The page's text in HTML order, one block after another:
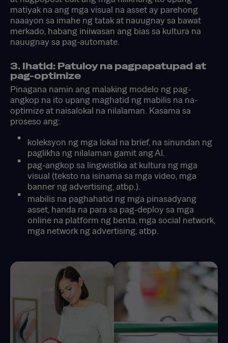
matiyak na ang mga visual na asset ay parehong
naaayon sa imahe ng tatak at nauugnay sa bawat
merkado, habang iniiwasan ang bias sa kultura na
nauugnay sa pag-automate.
3. Ihatid: Patuloy na pagpapatupad at
pag-optimize
Pinagana namin ang malaking modelo ng pag-
angkop na ito upang maghatid ng mabilis na na-
optimize at naisalokal na nilalaman. Kasama sa
proseso ang:
koleksyon ng mga lokal na brief, na sinundan ng
paglikha ng nilalaman gamit ang AI.
pag-angkop sa lingwistika at kultura ng mga
visual (teksto na isinama sa mga video, mga
banner ng advertising, atbp.).
mabilis na paghahatid ng mga pinasadyang
asset, handa na para sa pag-deploy sa mga
online na platform ng benta, mga social network,
mga network ng advertising, atbp.